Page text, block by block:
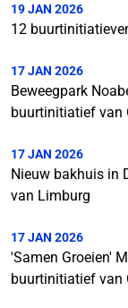
19 JAN 2026
12
17 JAN 2026
Beweegpark
buurtinitiatief van
17 JAN 2026
Nieuw bakhuis in
van Limburg
17 JAN 2026
'Samen Groeien'
buurtinitiatief van